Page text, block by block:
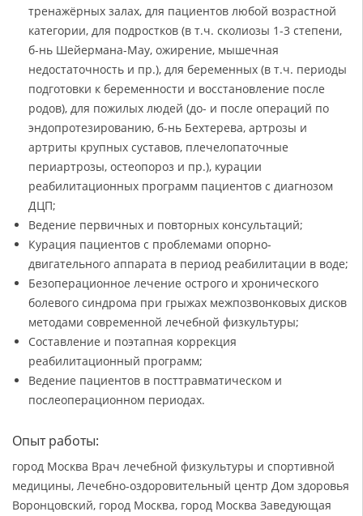
тренажёрных залах, для пациентов любой возрастной
категории, для подростков (в т.ч. сколиозы 1-3 степени,
б-нь Шейермана-Мау, ожирение, мышечная
недостаточность и пр.), для беременных (в т.ч. периоды
подготовки к беременности и восстановление после
родов), для пожилых людей (до- и после операций по
эндопротезированию, б-нь Бехтерева, артрозы и
артриты крупных суставов, плечелопаточные
периартрозы, остеопороз и пр.), курации
реабилитационных программ пациентов с диагнозом
ДЦП;
Ведение первичных и повторных консультаций;
Курация пациентов с проблемами опорно-
двигательного аппарата в период реабилитации в воде;
Безоперационное лечение острого и хронического
болевого синдрома при грыжах межпозвонковых дисков
методами современной лечебной физкультуры;
Составление и поэтапная коррекция
реабилитационный программ;
Ведение пациентов в посттравматическом и
послеоперационном периодах.
Опыт работы:
город Москва Врач лечебной физкультуры и спортивной
медицины, Лечебно-оздоровительный центр Дом здоровья
Воронцовский, город Москва, город Москва Заведующая